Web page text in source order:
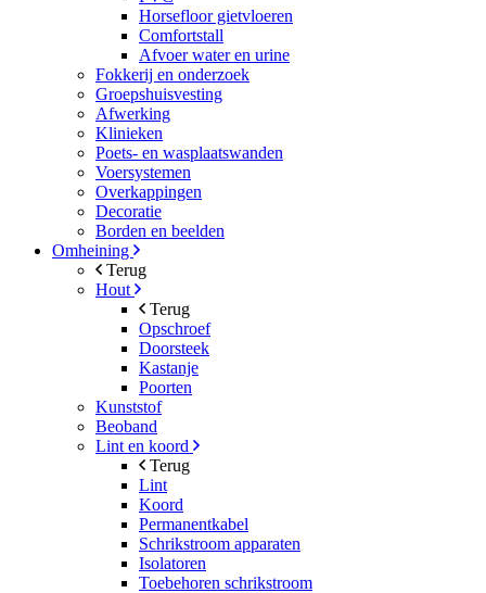
Horsefloor gietvloeren
Comfortstall
Afvoer water en urine
Fokkerij en onderzoek
Groepshuisvesting
Afwerking
Klinieken
Poets- en wasplaatswanden
Voersystemen
Overkappingen
Decoratie
Borden en beelden
Omheining
Terug
Hout
Terug
Opschroef
Doorsteek
Kastanje
Poorten
Kunststof
Beoband
Lint en koord
Terug
Lint
Koord
Permanentkabel
Schrikstroom apparaten
Isolatoren
Toebehoren schrikstroom